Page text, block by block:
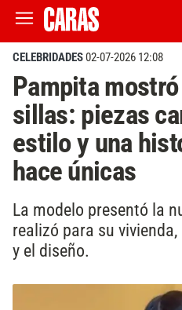
CELEBRIDADES02-07-2026 12:08
Pampita
sillas: piezas
estilo y una
hace únicas
La modelo presentó la
realizó para su
y el diseño.